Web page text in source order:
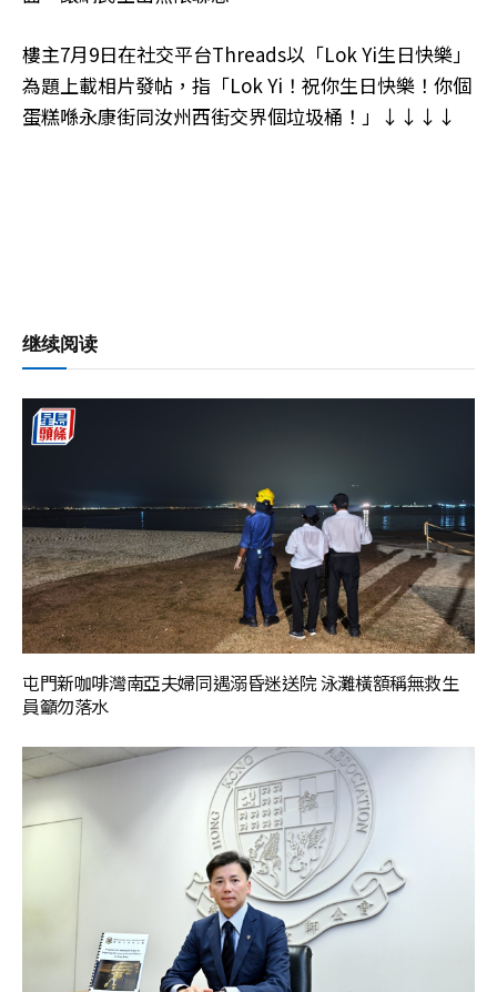
樓主7月9日在社交平台Threads以「Lok Yi生日快樂」
為題上載相片發帖，指「Lok Yi！祝你生日快樂！你個
蛋糕喺永康街同汝州西街交界個垃圾桶！」↓↓↓↓
继续阅读
屯門新咖啡灣南亞夫婦同遇溺昏迷送院 泳灘橫額稱無救生
員籲勿落水